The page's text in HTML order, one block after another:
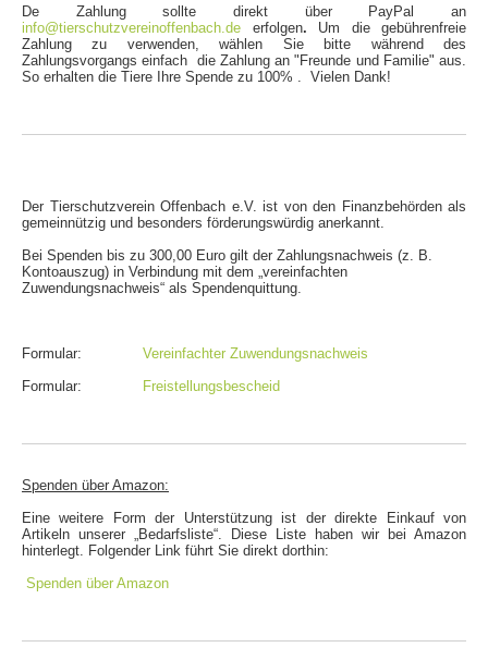
De Zahlung sollte direkt über PayPal an
info@tierschutzvereinoffenbach.de erfolgen. Um die gebührenfreie
Zahlung zu verwenden, wählen Sie bitte während des
Zahlungsvorgangs einfach die Zahlung an "Freunde und Familie" aus.
So erhalten die Tiere Ihre Spende zu 100% . Vielen Dank!
Der Tierschutzverein Offenbach e.V. ist von den Finanzbehörden als
gemeinnützig und besonders förderungswürdig anerkannt.
Bei Spenden bis zu 300,00 Euro gilt der Zahlungsnachweis (z. B.
Kontoauszug) in Verbindung mit dem „vereinfachten
Zuwendungsnachweis“ als Spendenquittung.
Formular: Vereinfachter Zuwendungsnachweis
Formular:
Freistellungsbescheid
Spenden über Amazon:
Eine weitere Form der Unterstützung ist der direkte Einkauf von
Artikeln unserer „Bedarfsliste“. Diese Liste haben wir bei Amazon
hinterlegt. Folgender Link führt Sie direkt dorthin:
Spenden über Amazon